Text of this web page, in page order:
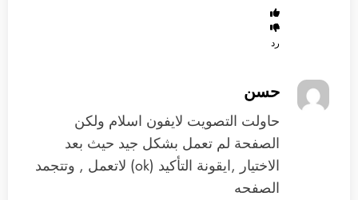
رد
حسن
حاولت التصويت لايفون اسلام ولكن
الصفحة لم تعمل بشكل جيد حيث بعد
الاختيار ,ايقونة التأكيد (ok) لاتعمل , وتتجمد
الصفحه